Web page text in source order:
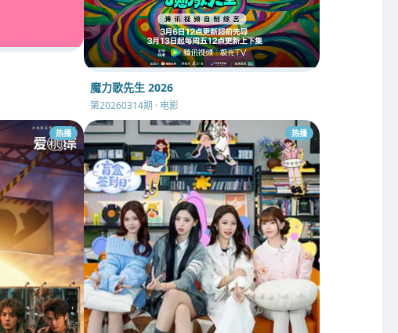
魔力歌先生 2026
第20260314期 · 电影
热播 热播